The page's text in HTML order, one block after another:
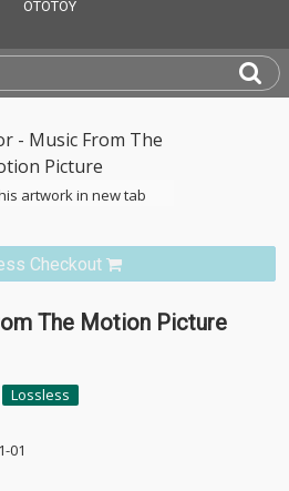
artwork in new tab
Checkout
The Motion Picture
Lossless
01